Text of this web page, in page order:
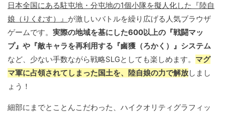
日本全国にある駐屯地・分屯地の1個小隊を擬人化した『陸自
娘（りくむす）』 が激しいバトルを繰り広げる人気ブラウザ
ゲームです。 実際の地域を基にした600以上の『戦闘マッ
プ』や『敵キャラを再利用する『鹵獲（ろかく）』システム
など、少ない手数ながら戦略SLGとしても楽しめます。 マグ
マ軍に占領されてしまった国土を、陸自娘の力で解放しまし
ょう！
細部にまでとことんこだわった、ハイクオリティグラフィッ